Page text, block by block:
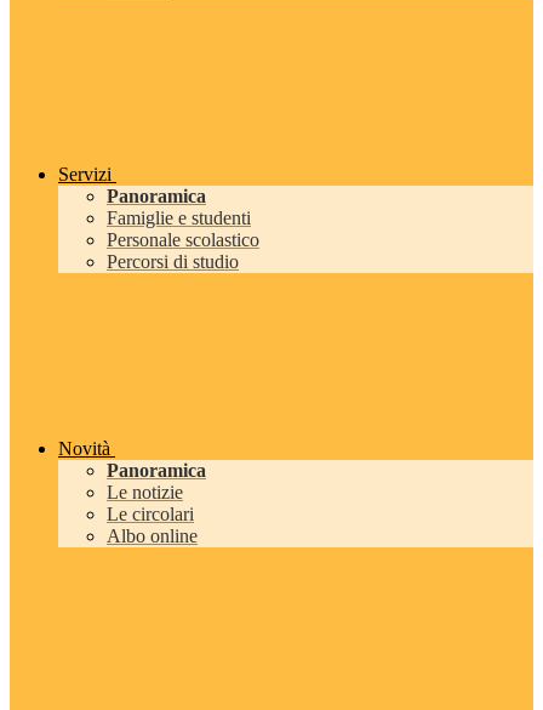
Servizi
Panoramica
Famiglie e studenti
Personale scolastico
Percorsi di studio
Novità
Panoramica
Le notizie
Le circolari
Albo online